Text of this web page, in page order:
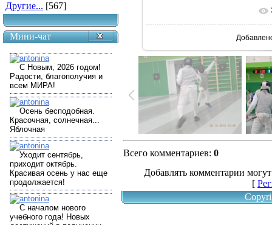
Другие... [567]
Мини-чат
В
Всего комментариев: 0
Добавлять комментарии
[